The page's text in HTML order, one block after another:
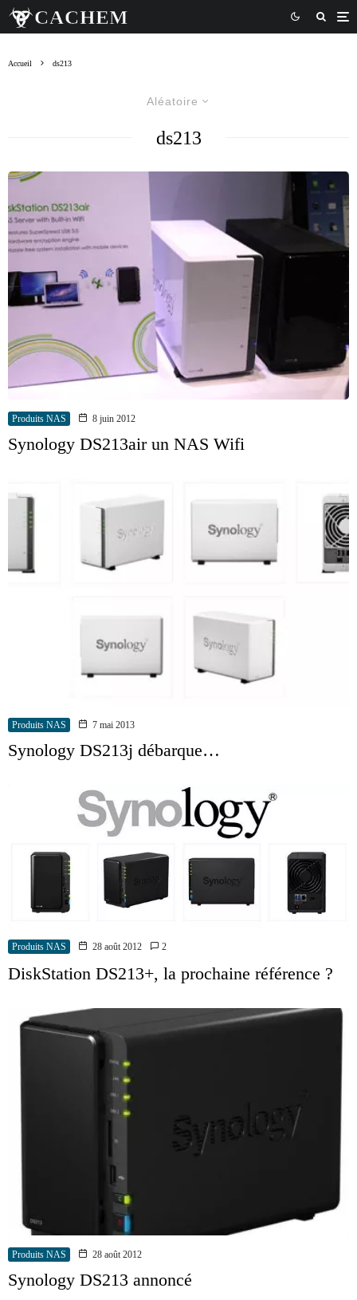
Accueil ds213
Aléatoire
ds213
Produits NAS 8 juin 2012
Synology DS213air un NAS Wifi
Produits NAS 7 mai 2013
Synology DS213j débarque…
Produits NAS 28 août 2012 2
DiskStation DS213+, la prochaine référence ?
Produits NAS 28 août 2012
Synology DS213 annoncé